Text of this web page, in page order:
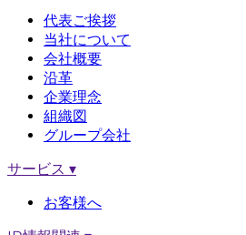
代表ご挨拶
当社について
会社概要
沿革
企業理念
組織図
グループ会社
サービス ▾
お客様へ